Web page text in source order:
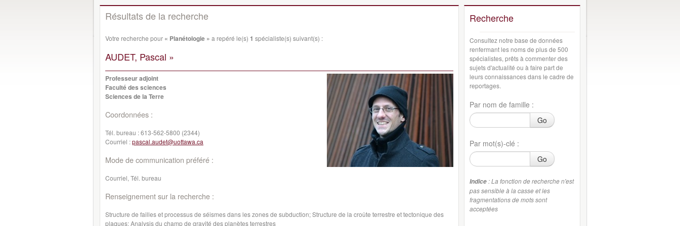
Résultats de la recherche
Votre recherche pour « Planétologie » a repéré le(s) 1 spécialiste(s) suivant(s) :
AUDET, Pascal »
Professeur adjoint
Faculté des sciences
Sciences de la Terre
Coordonnées :
Tél. bureau :613-562-5800 (2344)
Courriel :pascal.audet@uottawa.ca
Mode de communication préféré :
Courriel, Tél. bureau
Renseignement sur la recherche :
Structure de failles et processus de séismes dans les zones de subduction; Structure de la croûte terrestre et tectonique des
plaques; Analysis du champ de gravité des planètes terrestres
Recherche
Consultez notre base de données
renfermant les noms de plus de 500
spécialistes, prêts à commenter des
sujets d'actualité ou à faire part de
leurs connaissances dans le cadre de
reportages.
Par nom de famille :
Go
Par mot(s)-clé :
Go
Indice : La fonction de recherche n'est
pas sensible à la casse et les
fragmentations de mots sont
acceptées